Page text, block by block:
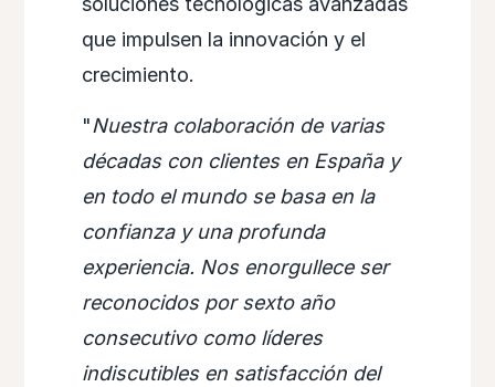
que impulsen la innovación y el
crecimiento.
"Nuestra colaboración de varias
décadas con clientes en España y
en todo el mundo se basa en la
confianza y una profunda
experiencia. Nos enorgullece ser
reconocidos por sexto año
consecutivo como líderes
indiscutibles en satisfacción del